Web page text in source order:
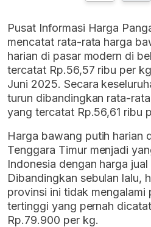
Pusat Informasi Harga
mencatat rata-rata harga
harian di pasar modern di
tercatat Rp.56,57 ribu per
Juni 2025. Secara
turun dibandingkan rata-
yang tercatat Rp.56,61 ribu
Harga bawang putih harian
Tenggara Timur menjadi
Indonesia dengan harga
Dibandingkan sebulan lalu,
provinsi ini tidak mengalami
tertinggi yang pernah
Rp.79.900 per kg.